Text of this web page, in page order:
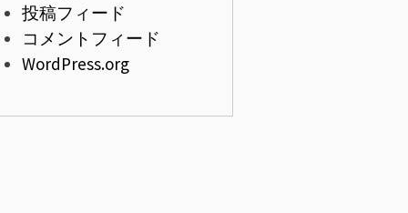
投稿フィード
コメントフィード
WordPress.org